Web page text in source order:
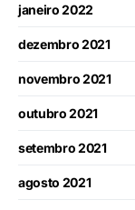
janeiro 2022
dezembro 2021
novembro 2021
outubro 2021
setembro 2021
agosto 2021